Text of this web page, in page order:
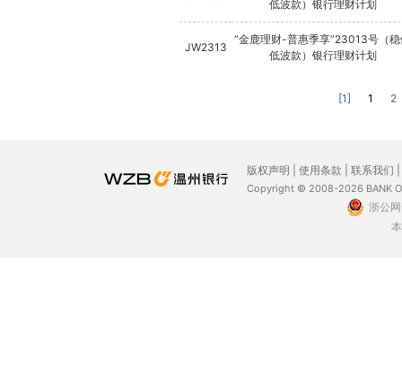
低波款）银行理财计划
JW2313
“金鹿理财-普惠季享”23013号（
低波款）银行理财计划
[1] 1 2
版权声明 使用条款 联系我们
Copyright © 2008-2026 BANK
浙公